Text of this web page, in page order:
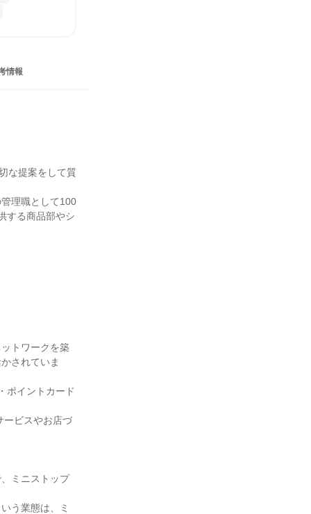
情報
な提案をして質
理職として100
する商品部やシ
トワークを築
されていま
ポイントカード
ビスやお店づ
ミニストップ
う業態は、ミ